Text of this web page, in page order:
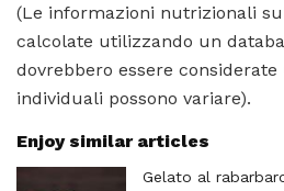
(Le informazioni nutrizionali
calcolate utilizzando un
dovrebbero essere
individuali possono variare).
Enjoy similar articles
Gelato al